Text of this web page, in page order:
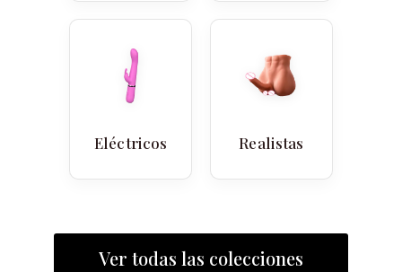
Eléctricos Realistas
Ver todas las colecciones